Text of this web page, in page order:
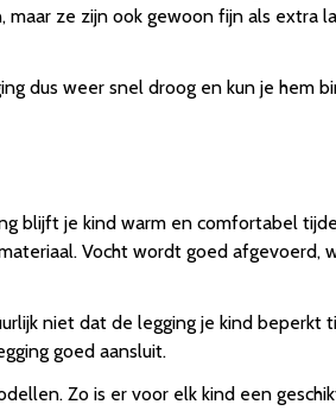
ze zijn ook gewoon fijn als extra
dus weer snel droog en kun je hem
blijft je kind warm en comfortabel
Vocht wordt goed afgevoerd,
niet dat de legging je kind beperkt
goed aansluit.
Zo is er voor elk kind een